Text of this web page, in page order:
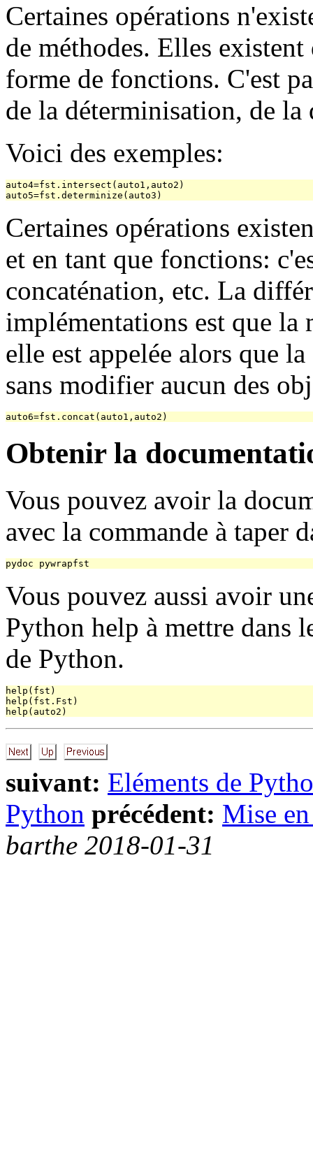
Certaines opérations
de méthodes. Elles
forme de fonctions. C'est
de la déterminisation, de la
Voici des exemples:
auto4=fst.intersect(auto1,auto2)
Certaines opérations
et en tant que fonctions:
concaténation, etc. La
implémentations est que la
elle est appelée alors que
sans modifier aucun des
Obtenir la
Vous pouvez avoir la
avec la commande à taper
Vous pouvez aussi avoir
Python help à mettre dans
de Python.
help(fst)
help(fst.Fst)
suivant: Eléments de
Python précédent: Mise
barthe 2018-01-31